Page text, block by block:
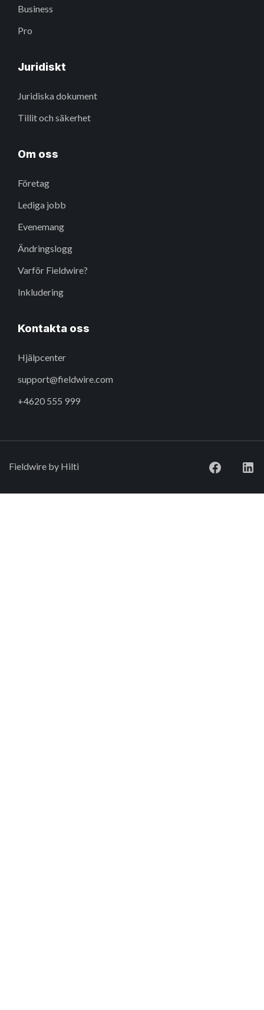
Business
Pro
Juridiskt
Juridiska dokument
Tillit och säkerhet
Om oss
Företag
Lediga jobb
Evenemang
Ändringslogg
Varför Fieldwire?
Inkludering
Kontakta oss
Hjälpcenter
support@fieldwire.com
+4620 555 999
Fieldwire by Hilti